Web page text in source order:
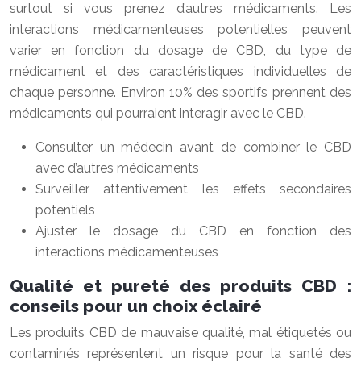
surtout si vous prenez d’autres médicaments. Les
interactions médicamenteuses potentielles peuvent
varier en fonction du dosage de CBD, du type de
médicament et des caractéristiques individuelles de
chaque personne. Environ 10% des sportifs prennent des
médicaments qui pourraient interagir avec le CBD.
Consulter un médecin avant de combiner le CBD
avec d’autres médicaments
Surveiller attentivement les effets secondaires
potentiels
Ajuster le dosage du CBD en fonction des
interactions médicamenteuses
Qualité et pureté des produits CBD :
conseils pour un choix éclairé
Les produits CBD de mauvaise qualité, mal étiquetés ou
contaminés représentent un risque pour la santé des